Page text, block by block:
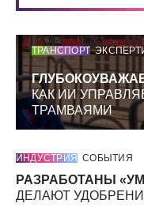
ТРАНСПОРТ
КАК ИИ
ТРАМВАЯМИ
ИНДУСТРИЯ СОБЫТИЯ
РАЗРАБОТАНЫ
ДЕЛАЮТ